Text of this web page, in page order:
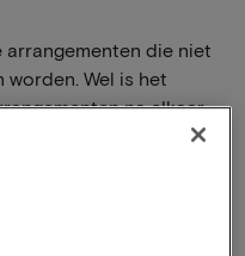
die niet
Wel is het
na elkaar
2 keer het
als je dit doet wel
je graag in dezelfde